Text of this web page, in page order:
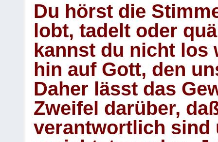
Du hörst die
lobt, tadelt oder
kannst du nicht los
hin auf Gott, den
Daher lässt das
Zweifel darüber,
verantwortlich sind